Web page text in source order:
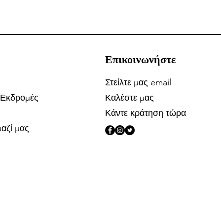
μας
Επικοινωνήστε
Στείλτε μας email
Καλέστε μας
Κάντε κράτηση τώρα